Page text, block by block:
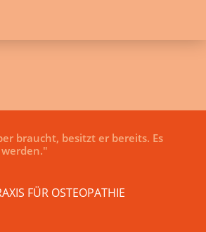
braucht, besitzt er bereits. Es
FÜR OSTEOPATHIE